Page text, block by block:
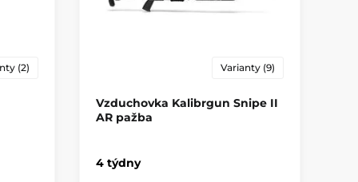
(2) Varianty (9)
Vzduchovka Kalibrgun Snipe II
AR pažba
4 týdny